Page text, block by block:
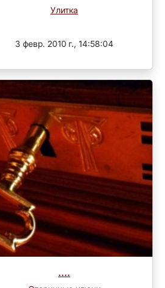
Улитка
3 февр. 2010 г., 14:58:04
....